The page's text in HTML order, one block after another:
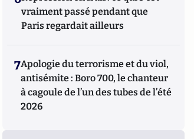
vraiment passé pendant que
Paris regardait ailleurs
7Apologie du terrorisme et du viol,
antisémite : Boro 700, le chanteur
à cagoule de l’un des tubes de l’été
2026